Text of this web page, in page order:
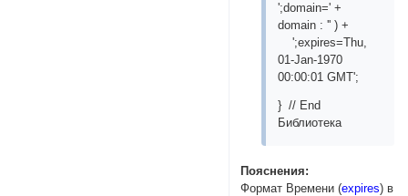
';domain=' +
domain : '' ) +
';expires=Thu,
01-Jan-1970
00:00:01 GMT';
} // End
Библиотека
Пояснения:
Формат Времени (expires) в